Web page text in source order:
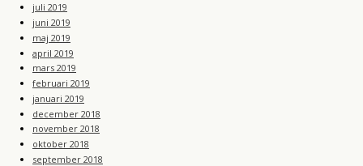
juli 2019
juni 2019
maj 2019
april 2019
mars 2019
februari 2019
januari 2019
december 2018
november 2018
oktober 2018
september 2018